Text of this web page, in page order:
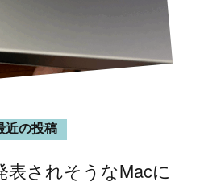
近の投稿
されそうなMacに